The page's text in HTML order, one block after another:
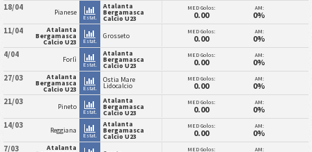
18/04 Pianese
Estat.
Atalanta
Bergamasca
Calcio U23
MED Golos:
0.00
AM:
0%
11/04 Atalanta
Bergamasca
Calcio U23 Estat.
Grosseto MED Golos:
0.00
AM:
0%
4/04 Forlì
Estat.
Atalanta
Bergamasca
Calcio U23
MED Golos:
0.00
AM:
0%
27/03 Atalanta
Bergamasca
Calcio U23 Estat.
Ostia Mare
Lidocalcio
MED Golos:
0.00
AM:
0%
21/03 Pineto
Estat.
Atalanta
Bergamasca
Calcio U23
MED Golos:
0.00
AM:
0%
14/03 Reggiana
Estat.
Atalanta
Bergamasca
Calcio U23
MED Golos:
0.00
AM:
0%
7/03 Atalanta MED Golos: AM: